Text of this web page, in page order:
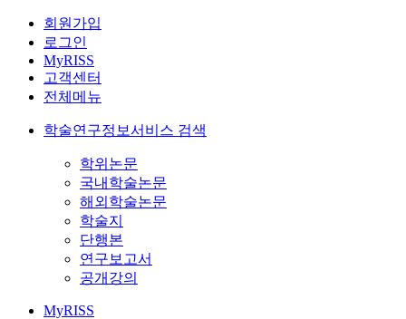
회원가입
로그인
MyRISS
고객센터
전체메뉴
학술연구정보서비스 검색
학위논문
국내학술논문
해외학술논문
학술지
단행본
연구보고서
공개강의
MyRISS